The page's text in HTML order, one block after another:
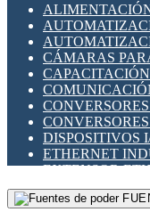
SENSORES
VARIACS
VARIADORES
MAQUINARIA
ILUMINACIÓN
INTERFACES
OTROS RELÉS
PROTECCIÓN
RELÉS
RELÉS DE
RELÉS DE
RELÉS
RELÉS
SENSORES
CÁMARAS
CAPACITACIÓN
DISPOSITIVOS
ETHERNET
EXTENSOR
GATEWAY
GESTIÓN DE